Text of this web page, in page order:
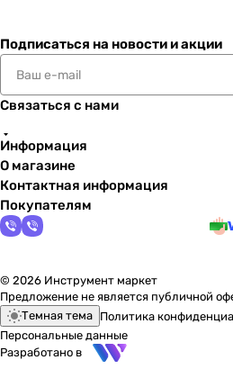
Подписаться на новости и акции
Связаться с нами
Информация
О магазине
Контактная информация
Покупателям
© 2026 Инструмент маркет
Предложение не является публичной
Темная тема Политика
Персональные данные
Разработано в